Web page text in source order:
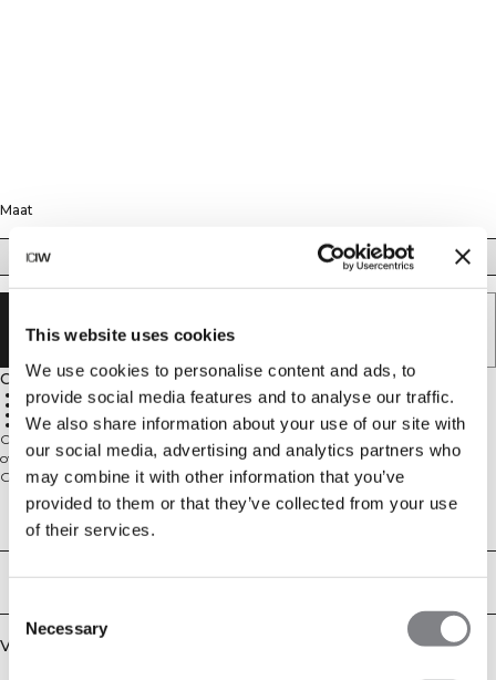
This website uses cookies
We use cookies to personalise content and ads, to
provide social media features and to analyse our traffic.
We also share information about your use of our site with
our social media, advertising and analytics partners who
may combine it with other information that you’ve
provided to them or that they’ve collected from your use
of their services.
Selection
Necessary
Maat
XL XXL
HOOGTE
Omschrijving
Relaxed oversize pasvorm
Voorzakken
Verstelbare capuchon
Retro-geïnspireerde rugprint
Ontworpen voor comfort en stijl, heeft de Everyday Relaxed Hoodie Print een
oversized pasvorm en een retro-geïnspireerde merkprint op de achterkant.
Gemaakt van een zachte geborstelde mix van 60% katoen en 40% polyester,
inclusief handtassen, een verstelbare capuchon met trekkoord, en een losse
pasvorm – perfect voor de sportschool, werk, of ontspannen thuis.
Technische aspecten
Bezorging en retouren
Vergelijkbare producten